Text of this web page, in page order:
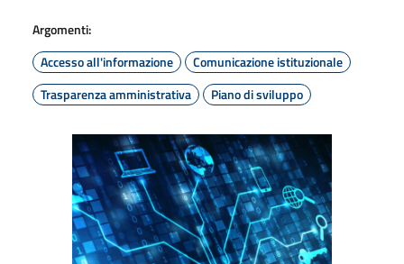
Argomenti:
Accesso all'informazione
Comunicazione istituzionale
Trasparenza amministrativa
Piano di sviluppo